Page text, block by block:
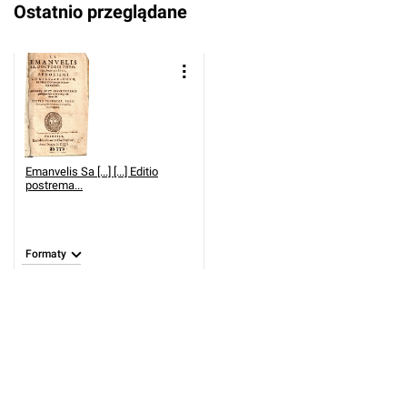
Ostatnio przeglądane
Emanvelis Sa [...] [...] Editio
postrema...
Formaty